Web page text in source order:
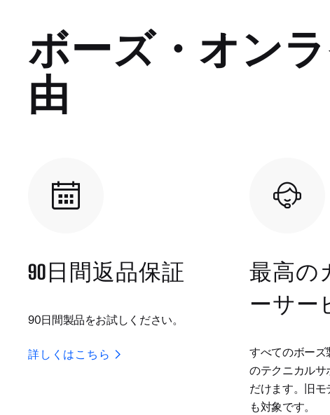
ボーズ・オン
由
90日間返品保証
90日間製品をお試しください。
詳しくはこちら
最高の
ーサー
すべてのボーズ
のテクニカルサ
だけます。旧
も対象です。